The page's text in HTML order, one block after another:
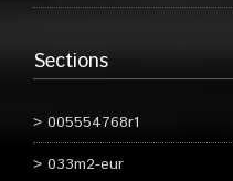
Sections
005554768r1
033m2-eur